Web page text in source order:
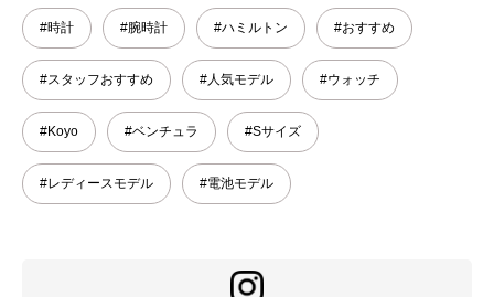
#時計 #腕時計 #ハミルトン #おすすめ
#スタッフおすすめ #人気モデル #ウォッチ
#Koyo #ベンチュラ #Sサイズ
#レディースモデル #電池モデル